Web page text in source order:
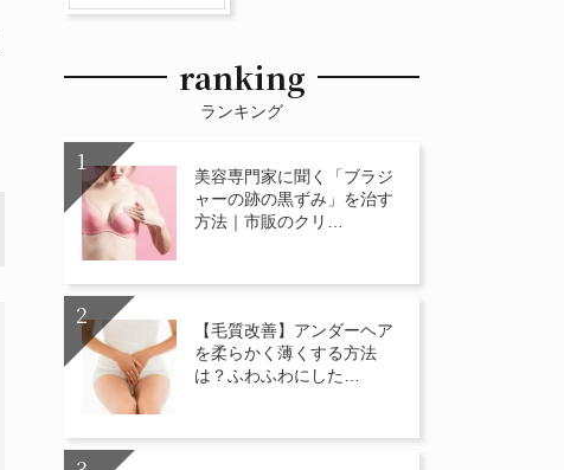
ranking
ランキング
美容専門家に聞く「ブラジ
ャーの跡の黒ずみ」を治す
方法｜市販のクリ…
【毛質改善】アンダーヘア
を柔らかく薄くする方法
は？ふわふわにした…